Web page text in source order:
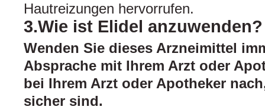
Hautreizungen hervorrufen.
3.Wie ist Elidel anzuwenden?
Wenden Sie dieses Arzneimittel
Absprache mit Ihrem Arzt oder
bei Ihrem Arzt oder Apotheker
sicher sind.